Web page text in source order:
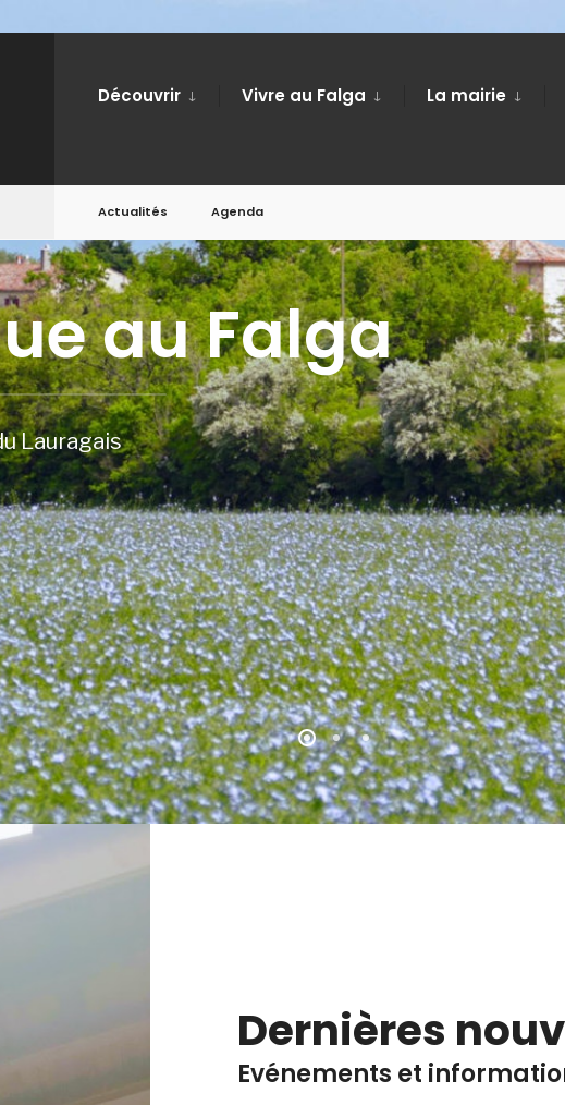
Découvrir Vivre au Falga La mairie
Actualités Agenda
au Falga
Lauragais
Dernières
Evénements et